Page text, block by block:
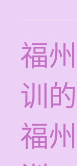
福
训
福